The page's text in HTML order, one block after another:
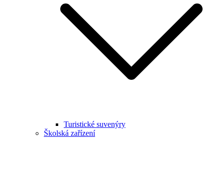
Turistické suvenýry
Školská zařízení